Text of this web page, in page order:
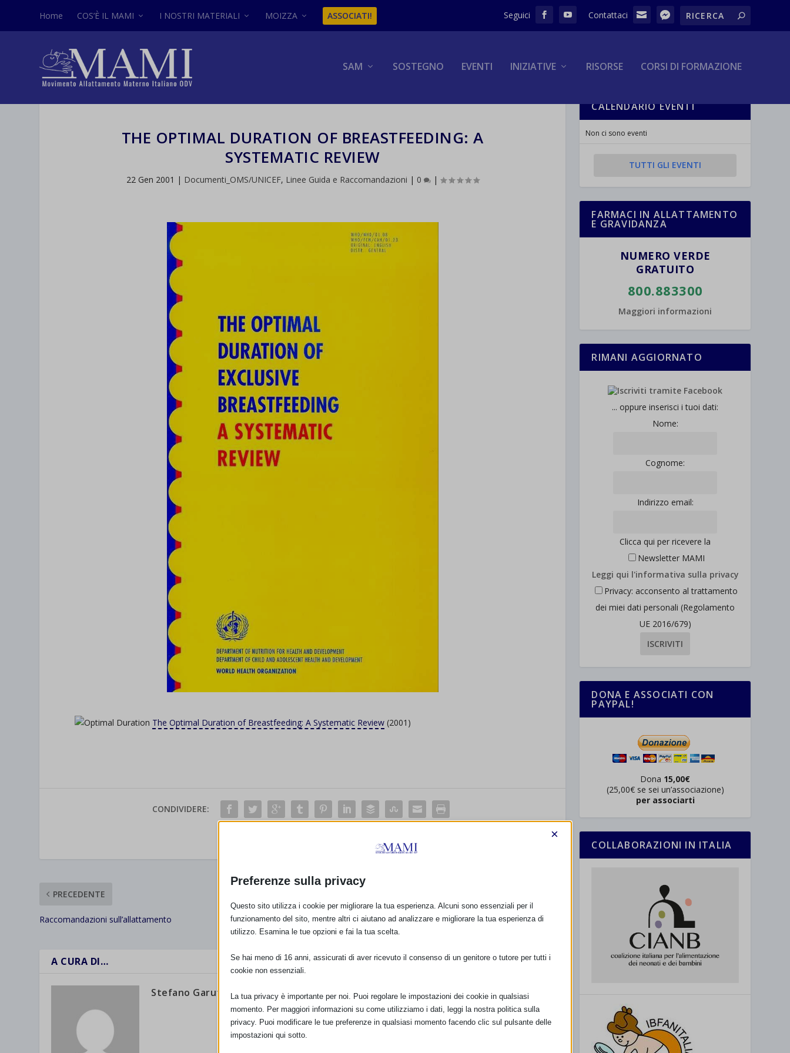
Home COS’È IL MAMI I NOSTRI MATERIALI MOIZZA ASSOCIATI!
SAM SOSTEGNO EVENTI INIZIATIVE RISORSE CORSI DI FORMAZIONE
THE OPTIMAL DURATION OF BREASTFEEDING: A
SYSTEMATIC REVIEW
22 Gen 2001 | Documenti_OMS/UNICEF, Linee Guida e Raccomandazioni | 0 |
The Optimal Duration of Breastfeeding: A Systematic Review (2001)
CONDIVIDERE:
PRECEDENTE
Raccomandazioni sull’allattamento
Strategia Globale per l’Alimentazione dei Neonati e dei
A CURA DI…
Stefano Garuti
CALENDARIO EVENTI
Non ci sono eventi
TUTTI GLI EVENTI
FARMACI IN ALLATTAMENTO
E GRAVIDANZA
NUMERO VERDE
GRATUITO
800.883300
Maggiori informazioni
RIMANI AGGIORNATO
... oppure inserisci i tuoi dati:
Nome:
Cognome:
Indirizzo email:
Clicca qui per ricevere la
Newsletter MAMI
Leggi qui l'informativa sulla privacy
Privacy: acconsento al trattamento
dei miei dati personali (Regolamento
UE 2016/679)
DONA E ASSOCIATI CON
PAYPAL!
Dona 15,00€
(25,00€ se sei un’associazione)
per associarti
COLLABORAZIONI IN ITALIA
Preferenze sulla privacy
×
Questo sito utilizza i cookie per migliorare la tua esperienza. Alcuni sono essenziali per il
funzionamento del sito, mentre altri ci aiutano ad analizzare e migliorare la tua esperienza di
utilizzo. Esamina le tue opzioni e fai la tua scelta.
Se hai meno di 16 anni, assicurati di aver ricevuto il consenso di un genitore o tutore per tutti i
cookie non essenziali.
La tua privacy è importante per noi. Puoi regolare le impostazioni dei cookie in qualsiasi
momento. Per maggiori informazioni su come utilizziamo i dati, leggi la nostra politica sulla
privacy. Puoi modificare le tue preferenze in qualsiasi momento facendo clic sul pulsante delle
impostazioni qui sotto.